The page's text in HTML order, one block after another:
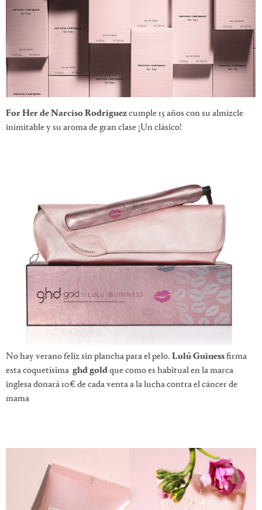
For Her de Narciso Rodriguezcumple 15 años con su almizcle
inimitable y su aroma de gran clase ¡Un clásico!
No hay verano feliz sin plancha para el pelo. Lulú Guinessfirma
esta coquetísima ghd goldque como es habitual en la marca
inglesa donará 10€ de cada venta a la lucha contra el cáncer de
mama